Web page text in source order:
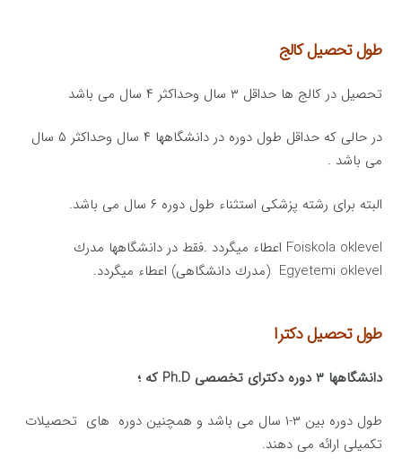
طول تحصیل کالج
تحصیل در كالج ها حداقل ۳ سال وحداكثر ۴ سال می باشد
در حالی كه حداقل طول دوره در دانشگاهها ۴ سال وحداكثر ۵ سال
می باشد .
البته برای رشته پزشكی استثناء طول دوره ۶ سال می باشد.
Foiskola oklevel اعطاء میگردد .فقط در دانشگاهها مدرك
Egyetemi oklevel (مدرك دانشگاهی) اعطاء میگردد.
طول تحصیل دکترا
دانشگاهها ۳ دوره دكترای تخصصی Ph.D كه ؛
طول دوره بین ۳-۱ سال می باشد و همچنین دوره های تحصیلات
تكمیلی ارائه می دهند.